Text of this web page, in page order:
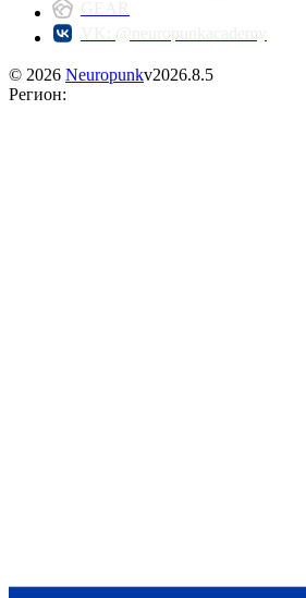
© 2026 Neuropunkv2026.8.5
Регион: